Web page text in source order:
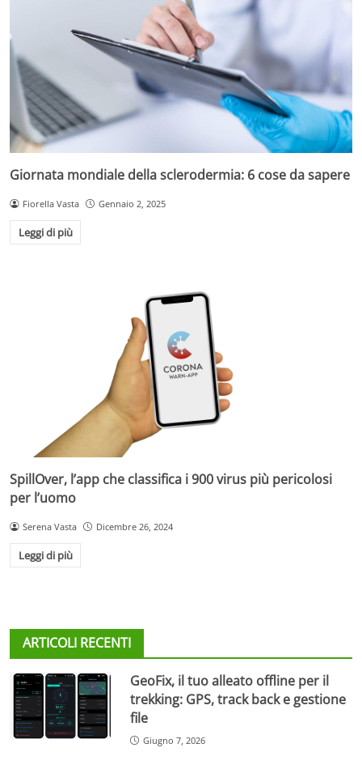
Giornata mondiale della sclerodermia: 6 cose da sapere
Fiorella Vasta Gennaio 2, 2025
Leggi di più
SpillOver, l’app che classifica i 900 virus più pericolosi
per l’uomo
Serena Vasta Dicembre 26, 2024
Leggi di più
ARTICOLI RECENTI
GeoFix, il tuo alleato offline per il
trekking: GPS, track back e gestione
file
Giugno 7, 2026